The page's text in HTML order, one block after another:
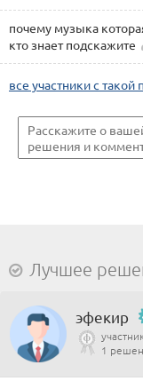
почему музыка
кто знает подскажите
все участники с
Лучшее
эфекир
1